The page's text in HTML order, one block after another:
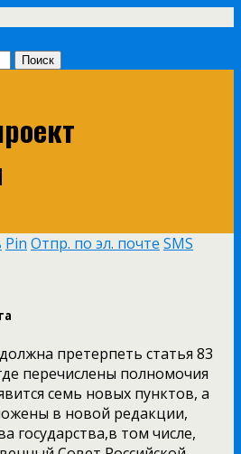
Pin Отпр. по эл. почте SMS
претерпеть статья 83
перечислены полномочия
семь новых пунктов, а
в новой редакции,
государства,в том числе,